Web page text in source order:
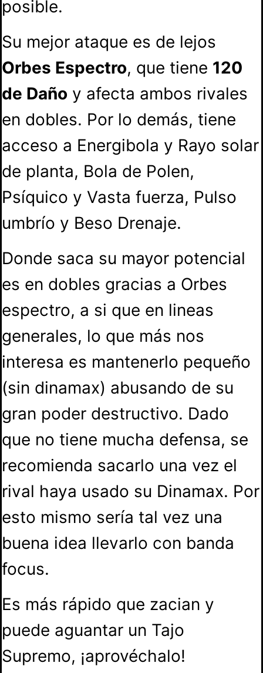
posible.
Su mejor ataque es de lejos
Orbes Espectro, que tiene 120
de Daño y afecta ambos rivales
en dobles. Por lo demás, tiene
acceso a Energibola y Rayo solar
de planta, Bola de Polen,
Psíquico y Vasta fuerza, Pulso
umbrío y Beso Drenaje.
Donde saca su mayor potencial
es en dobles gracias a Orbes
espectro, a si que en lineas
generales, lo que más nos
interesa es mantenerlo pequeño
(sin dinamax) abusando de su
gran poder destructivo. Dado
que no tiene mucha defensa, se
recomienda sacarlo una vez el
rival haya usado su Dinamax. Por
esto mismo sería tal vez una
buena idea llevarlo con banda
focus.
Es más rápido que zacian y
puede aguantar un Tajo
Supremo, ¡aprovéchalo!